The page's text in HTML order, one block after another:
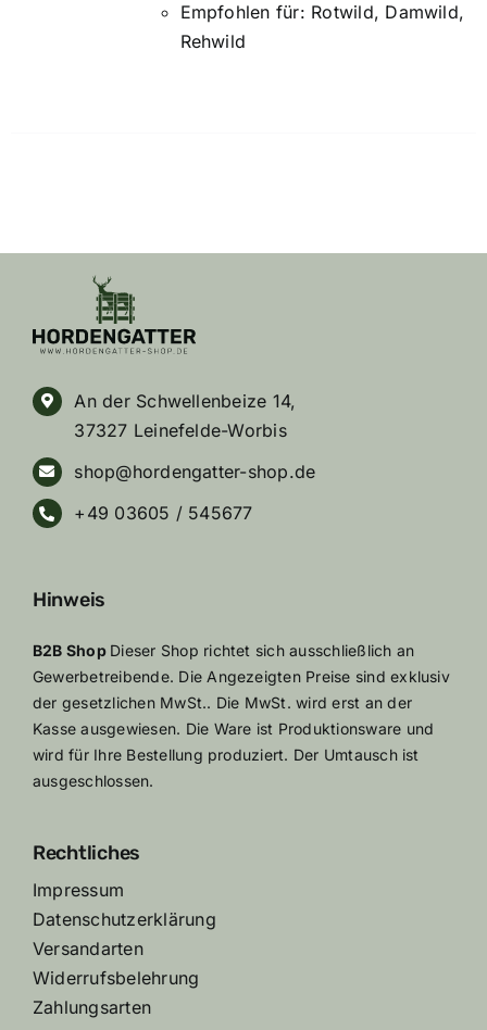
Empfohlen für: Rotwild, Damwild,
Rehwild
An der Schwellenbeize 14,
37327 Leinefelde-Worbis
shop@hordengatter-shop.de
+49 03605 / 545677
Hinweis
B2B Shop Dieser Shop richtet sich ausschließlich an
Gewerbetreibende. Die Angezeigten Preise sind exklusiv
der gesetzlichen MwSt.. Die MwSt. wird erst an der
Kasse ausgewiesen. Die Ware ist Produktionsware und
wird für Ihre Bestellung produziert. Der Umtausch ist
ausgeschlossen.
Rechtliches
Impressum
Datenschutzerklärung
Versandarten
Widerrufsbelehrung
Zahlungsarten